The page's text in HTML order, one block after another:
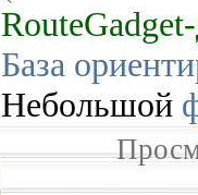
База
Небольшой